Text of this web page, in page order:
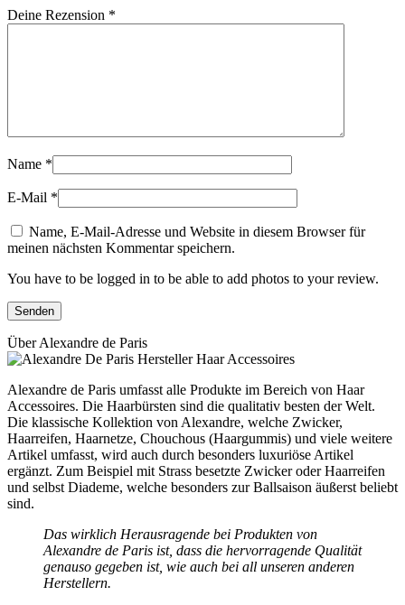
Deine Rezension *
Name *
E-Mail *
Name, E-Mail-Adresse und Website in diesem Browser für
meinen nächsten Kommentar speichern.
You have to be logged in to be able to add photos to your review.
Über Alexandre de Paris
Alexandre de Paris umfasst alle Produkte im Bereich von Haar
Accessoires. Die Haarbürsten sind die qualitativ besten der Welt.
Die klassische Kollektion von Alexandre, welche Zwicker,
Haarreifen, Haarnetze, Chouchous (Haargummis) und viele weitere
Artikel umfasst, wird auch durch besonders luxuriöse Artikel
ergänzt. Zum Beispiel mit Strass besetzte Zwicker oder Haarreifen
und selbst Diademe, welche besonders zur Ballsaison äußerst beliebt
sind.
Das wirklich Herausragende bei Produkten von
Alexandre de Paris ist, dass die hervorragende Qualität
genauso gegeben ist, wie auch bei all unseren anderen
Herstellern.